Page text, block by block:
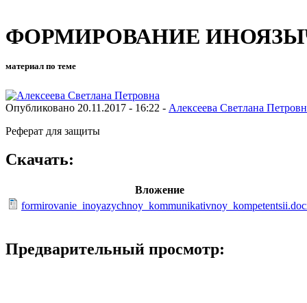
ФОРМИРОВАНИЕ
материал по теме
Опубликовано 20.11.2017 - 16:22 - Алексеева Светлана
Реферат для защиты
Скачать:
Вложение
Предварительный просмотр: